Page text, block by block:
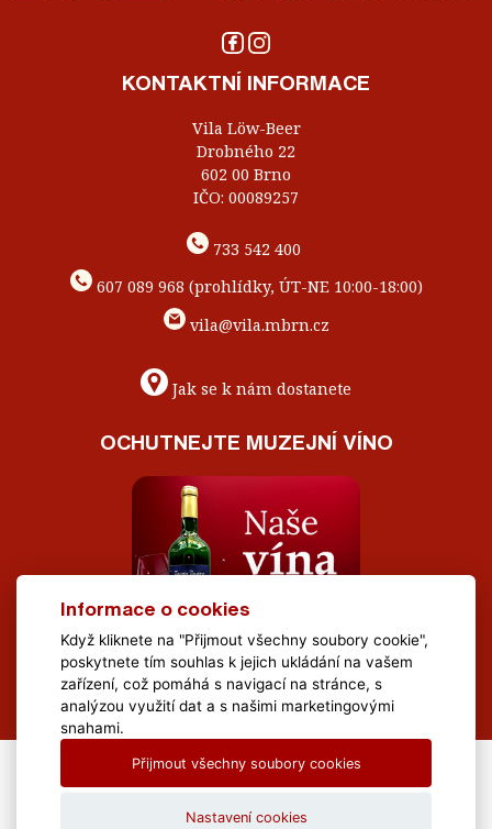
KONTAKTNÍ INFORMACE
Vila Löw-Beer
Drobného 22
602 00 Brno
IČO: 00089257
733 542 400
607 089 968 (prohlídky, ÚT-NE 10:00-18:00)
vila@vila.mbrn.cz
Jak se k nám dostanete
OCHUTNEJTE MUZEJNÍ VÍNO
All Rights Reserved Muzeum Brněnska © 2020, Webdesign by
Informace o cookies
Když kliknete na "Přijmout všechny soubory cookie",
poskytnete tím souhlas k jejich ukládání na vašem
zařízení, což pomáhá s navigací na stránce, s
analýzou využití dat a s našimi marketingovými
snahami.
Přijmout všechny soubory cookies
Nastavení cookies